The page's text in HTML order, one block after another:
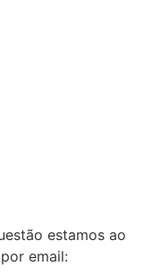
estamos ao
email: